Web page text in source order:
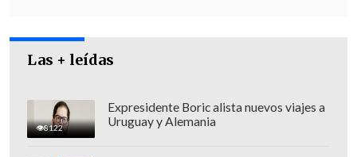
Las + leídas
8122
Expresidente Boric alista nuevos viajes a
Uruguay y Alemania